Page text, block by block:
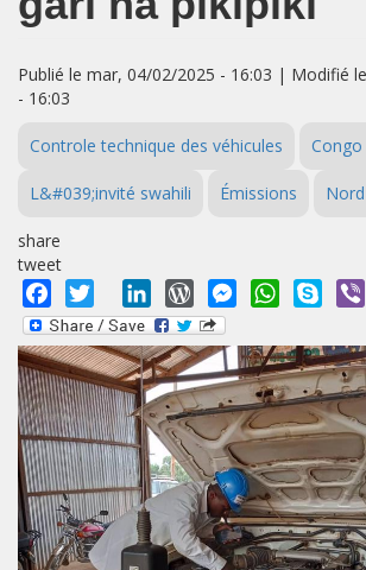
Publié le mar, 04/02/2025 - 16:03 | Modifié
- 16:03
Controle technique des véhicules
L&#039;invité swahili Émissions
share
tweet
Facebook
Twitter LinkedInWordPressMessengerWhatsApp
Skype